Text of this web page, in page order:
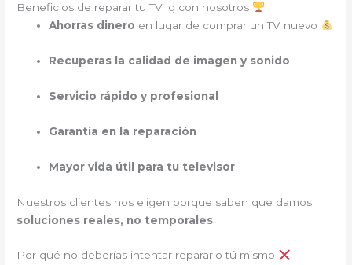
Beneficios de reparar tu TV lg con nosotros
Ahorras dinero en lugar de comprar un TV nuevo
Recuperas la calidad de imagen y sonido
Servicio rápido y profesional
Garantía en la reparación
Mayor vida útil para tu televisor
Nuestros clientes nos eligen porque saben que damos
soluciones reales, no temporales
Por qué no deberías intentar repararlo tú mismo